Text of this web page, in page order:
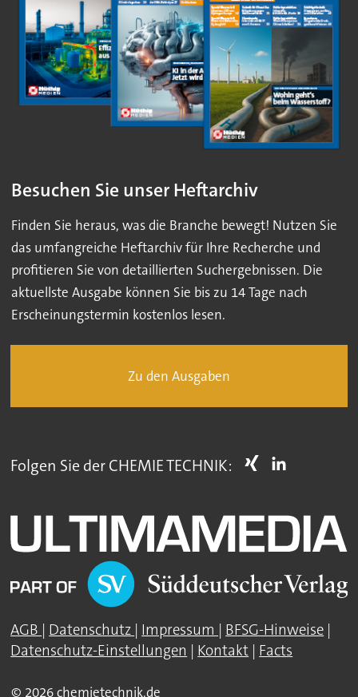
Besuchen Sie unser Heftarchiv
Finden Sie heraus, was die Branche bewegt! Nutzen Sie
das umfangreiche Heftarchiv für Ihre Recherche und
profitieren Sie von detaillierten Suchergebnissen. Die
aktuellste Ausgabe können Sie bis zu 14 Tage nach
Erscheinungstermin kostenlos lesen.
Zu den Ausgaben
Folgen Sie der CHEMIE TECHNIK:
AGB | Datenschutz | Impressum | BFSG-Hinweise |
Datenschutz-Einstellungen | Kontakt | Facts
© 2026 chemietechnik.de